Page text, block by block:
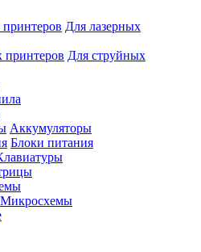
Для лазерных
Для струйных
Аккумуляторы
Блоки питания
Микросхемы